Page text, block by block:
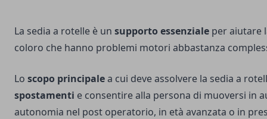
La sedia a rotelle è un supporto essenziale per aiutare
coloro che hanno problemi motori abbastanza
Lo scopo principalea cui deve assolvere la sedia a
spostamenti e consentire alla persona di muoversi in
autonomia nel post operatorio, in età avanzata o in